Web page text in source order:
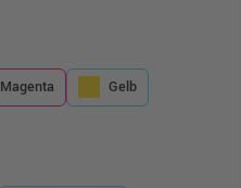
Magenta
Gelb